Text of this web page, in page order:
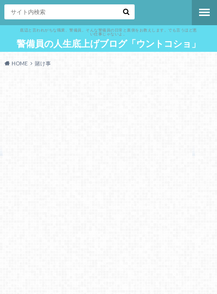
底辺と言われがちな職業、警備員。そんな警備員の日常と裏側をお教えします。でも言うほど悪
い仕事じゃないよ。
警備員の人生底上げブログ「ウントコショ」
HOME 賭け事